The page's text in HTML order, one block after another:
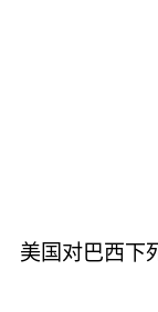
美国对巴西下